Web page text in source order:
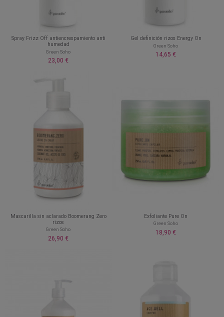
Spray Frizz Off antiencrespamiento anti
humedad
Green Soho
23,00 €
Gel definición rizos Energy On
Green Soho
14,65 €
Mascarilla sin aclarado Boomerang Zero
rizos
Green Soho
26,90 €
Exfoliante Pure On
Green Soho
18,90 €